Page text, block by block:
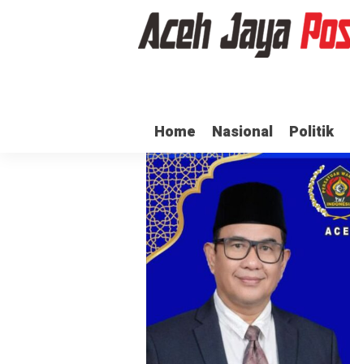
Home Nasional Politik
dan Pj Bupati Aceh Jaya Bahas Penguatan Kemandirian Dayah